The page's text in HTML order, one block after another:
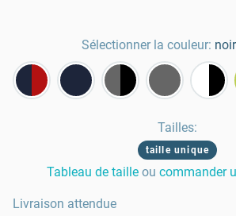
Sélectionner la couleur:
Tailles:
taille unique
Tableau de taille ou commander
Livraison attendue